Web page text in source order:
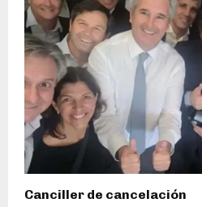
Canciller de cancelación